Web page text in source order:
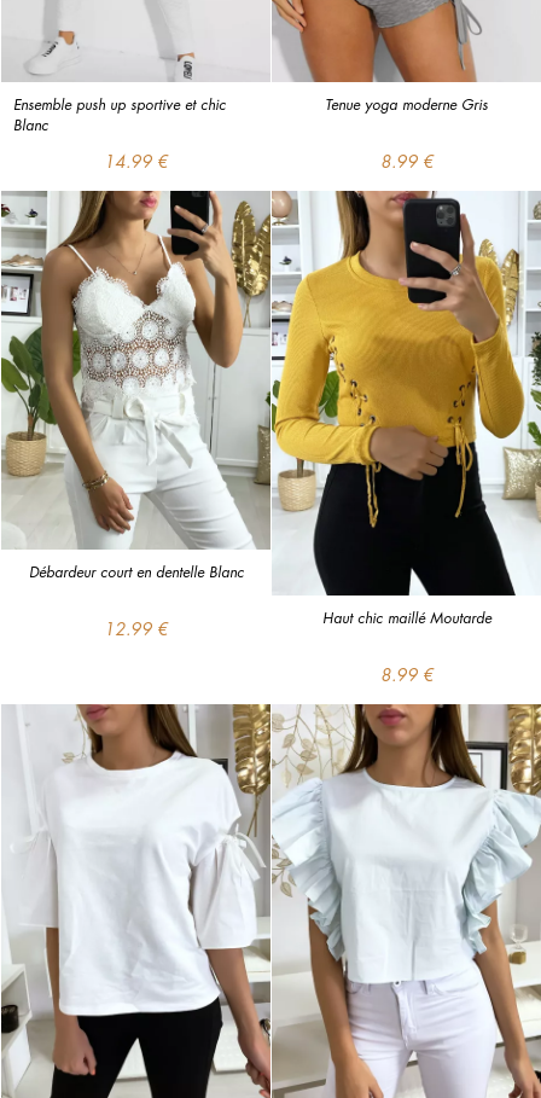
Ensemble push up sportive et chic
Blanc
14.99 €
Tenue yoga moderne Gris
8.99 €
Débardeur court en dentelle Blanc
12.99 € Haut chic maillé Moutarde
8.99 €